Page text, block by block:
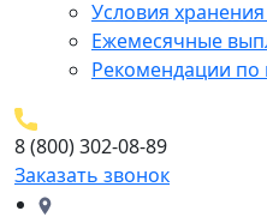
Условия
Ежемесячные
Рекомендации
8 (800) 302-08-89
Заказать звонок